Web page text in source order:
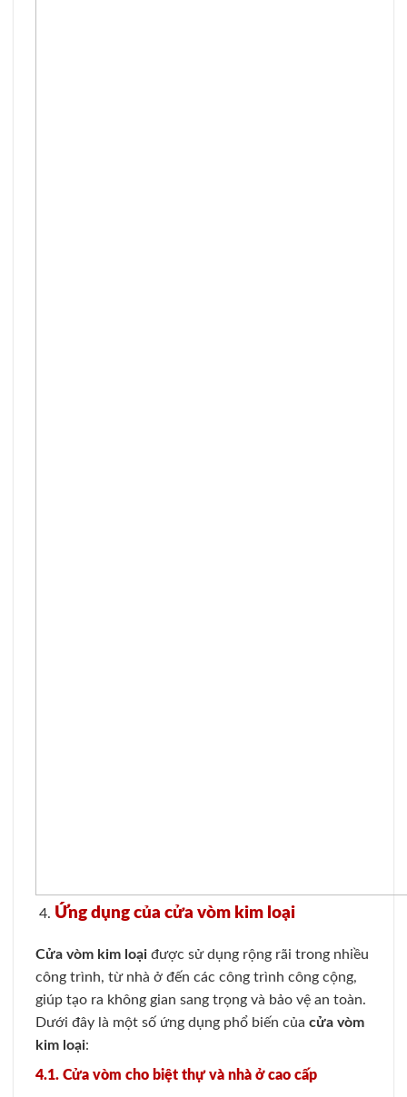
Ứng dụng của cửa vòm kim loại
Cửa vòm kim loại được sử dụng rộng rãi trong nhiều
công trình, từ nhà ở đến các công trình công cộng,
giúp tạo ra không gian sang trọng và bảo vệ an toàn.
Dưới đây là một số ứng dụng phổ biến của cửa vòm
kim loại:
4.1. Cửa vòm cho biệt thự và nhà ở cao cấp